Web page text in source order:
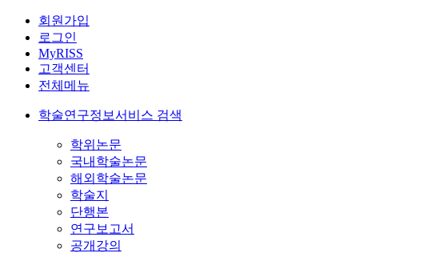
회원가입
로그인
MyRISS
고객센터
전체메뉴
학술연구정보서비스 검색
학위논문
국내학술논문
해외학술논문
학술지
단행본
연구보고서
공개강의